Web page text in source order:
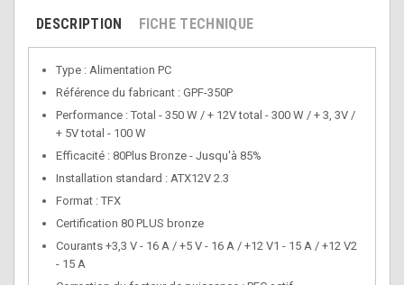
DESCRIPTION FICHE TECHNIQUE
Type : Alimentation PC
Référence du fabricant : GPF-350P
Performance : Total - 350 W / + 12V total - 300 W / + 3, 3V /
+ 5V total - 100 W
Efficacité : 80Plus Bronze - Jusqu'à 85%
Installation standard : ATX12V 2.3
Format : TFX
Certification 80 PLUS bronze
Courants +3,3 V - 16 A / +5 V - 16 A / +12 V1 - 15 A / +12 V2
- 15 A